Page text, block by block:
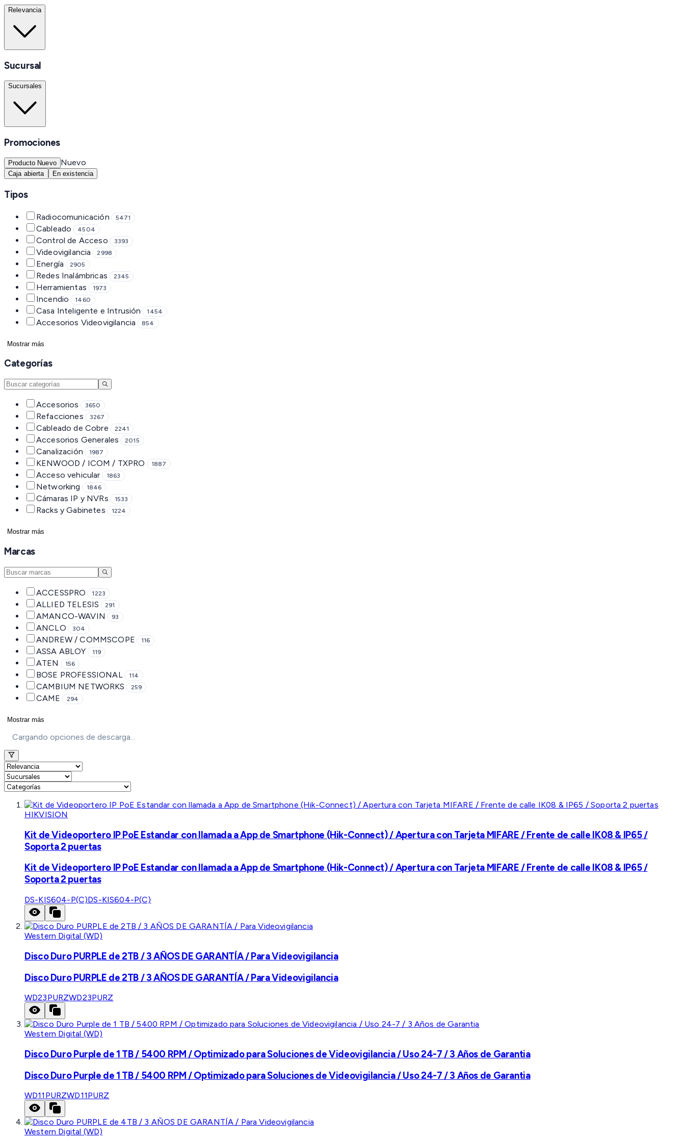
Relevancia
Sucursal
Sucursales
Promociones
Producto Nuevo Nuevo
Caja abierta En existencia
Tipos
Radiocomunicación 5471
Cableado 4504
Control de Acceso 3393
Videovigilancia 2998
Energía 2905
Redes Inalámbricas 2345
Herramientas 1973
Incendio 1460
Casa Inteligente e Intrusión 1454
Accesorios Videovigilancia 854
Mostrar más
Categorías
Accesorios 3650
Refacciones 3267
Cableado de Cobre 2241
Accesorios Generales 2015
Canalización 1987
KENWOOD / ICOM / TXPRO 1887
Acceso vehicular 1863
Networking 1846
Cámaras IP y NVRs 1533
Racks y Gabinetes 1224
Mostrar más
Marcas
ACCESSPRO 1223
ALLIED TELESIS 291
AMANCO-WAVIN 93
ANCLO 304
ANDREW / COMMSCOPE 116
ASSA ABLOY 119
ATEN 156
BOSE PROFESSIONAL 114
CAMBIUM NETWORKS 259
CAME 294
Mostrar más
Cargando opciones de descarga...
HIKVISION
Kit de Videoportero IP PoE Estandar con llamada a App de Smartphone (Hik-Connect) / Apertura con Tarjeta MIFARE / Frente de calle IK08 & IP65 /
Soporta 2 puertas
Kit de Videoportero IP PoE Estandar con llamada a App de Smartphone (Hik-Connect) / Apertura con Tarjeta MIFARE / Frente de calle IK08 & IP65 /
Soporta 2 puertas
DS-KIS604-P(C)DS-KIS604-P(C)
Western Digital (WD)
Disco Duro PURPLE de 2TB / 3 AÑOS DE GARANTÍA / Para Videovigilancia
Disco Duro PURPLE de 2TB / 3 AÑOS DE GARANTÍA / Para Videovigilancia
WD23PURZWD23PURZ
Western Digital (WD)
Disco Duro Purple de 1 TB / 5400 RPM / Optimizado para Soluciones de Videovigilancia / Uso 24-7 / 3 Años de Garantia
Disco Duro Purple de 1 TB / 5400 RPM / Optimizado para Soluciones de Videovigilancia / Uso 24-7 / 3 Años de Garantia
WD11PURZWD11PURZ
Western Digital (WD)